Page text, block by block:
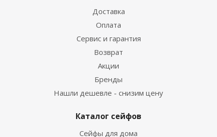
Доставка
Оплата
Сервис и гарантия
Возврат
Акции
Бренды
Нашли дешевле - снизим цену
Каталог сейфов
Сейфы для дома